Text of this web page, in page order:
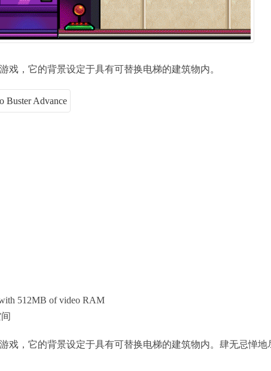
戏，它的背景设定于具有可替换电梯的建筑物内。
512MB of video RAM
戏，它的背景设定于具有可替换电梯的建筑物内。肆无忌惮地